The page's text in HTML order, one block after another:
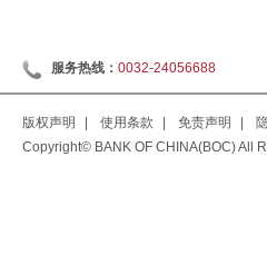
服务热线： 0032-24056688
版权声明 使用条款 免责声明
Copyright© BANK OF CHINA(BOC) All